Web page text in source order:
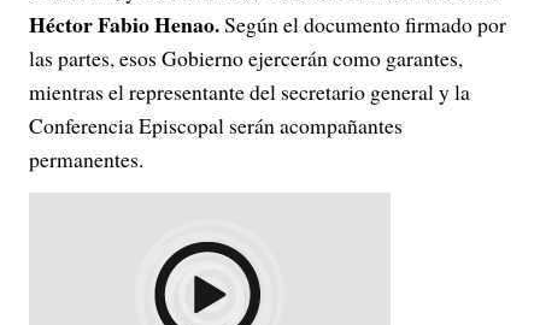
Héctor Fabio Henao.Según el documento firmado por
las partes, esos Gobierno ejercerán como garantes,
mientras el representante del secretario general y la
Conferencia Episcopal serán acompañantes
permanentes.